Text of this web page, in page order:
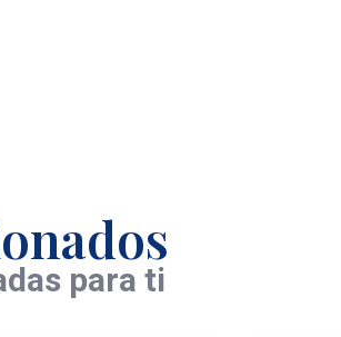
para ti